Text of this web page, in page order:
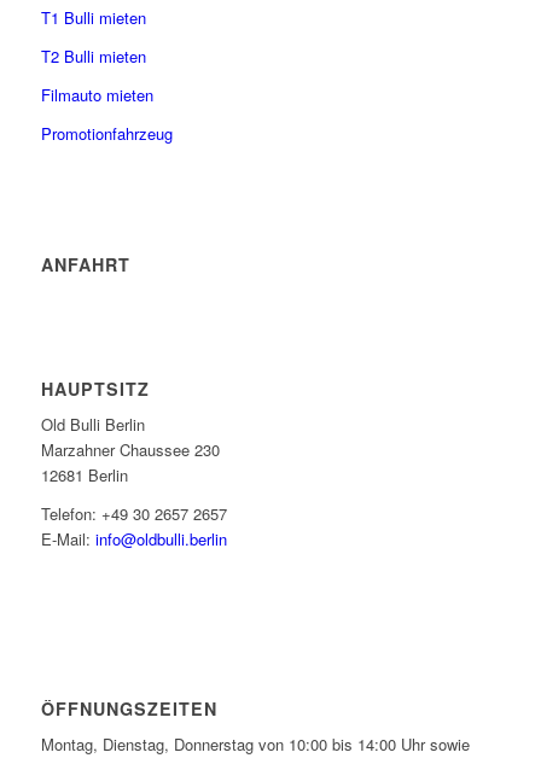
T1 Bulli mieten
T2 Bulli mieten
Filmauto mieten
Promotionfahrzeug
ANFAHRT
HAUPTSITZ
Old Bulli Berlin
Marzahner Chaussee 230
12681 Berlin
Telefon: +49 30 2657 2657
E-Mail: info@oldbulli.berlin
ÖFFNUNGSZEITEN
Montag, Dienstag, Donnerstag von 10:00 bis 14:00 Uhr sowie